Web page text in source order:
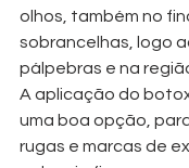
olhos, também no
sobrancelhas, logo
pálpebras e na
A aplicação do
uma boa opção,
rugas e marcas de